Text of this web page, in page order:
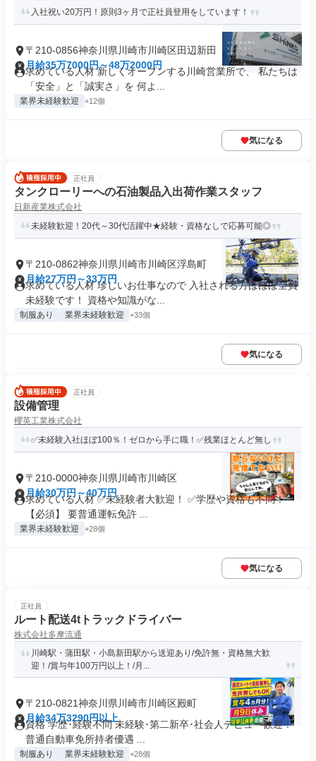
入社祝い20万円！原則3ヶ月で正社員登用をしています！
〒210-0856神奈川県川崎市川崎区田辺新田
月給35万7000円～48万2000円
求めている人材 新しくオープンする川崎営業所で、 私たちは
「安全」と「誠実さ」を 何よ...
業界未経験歓迎 +12個
気になる
正社員
タンクローリーへの石油製品入出荷作業スタッフ
日新産業株式会社
未経験歓迎！20代～30代活躍中★経験・資格なしで応募可能◎
〒210-0862神奈川県川崎市川崎区浮島町
月給27万円～33万円
求めている人材 珍しいお仕事なので 入社される方はほぼ全員
未経験です！ 資格や知識がな...
制服あり 業界未経験歓迎 +33個
気になる
正社員
設備管理
櫻英工業株式会社
✅未経験入社ほぼ100％！ゼロから手に職！✅残業ほとんど無し
〒210-0000神奈川県川崎市川崎区
月給30万円～40万円
求めている人材 ✅未経験者大歓迎！ ✅学歴や資格も不問！
【必須】 要普通運転免許 ...
業界未経験歓迎 +28個
気になる
正社員
ルート配送4tトラックドライバー
株式会社多摩流通
川崎駅・蒲田駅・小島新田駅から送迎あり/免許無・資格無大歓
迎！/賞与年100万円以上！/月...
〒210-0821神奈川県川崎市川崎区殿町
月給34万3290円以上
資格 学歴･経験不問 未経験･第二新卒･社会人デビュー歓迎！
普通自動車免所持者優遇 ...
制服あり 業界未経験歓迎 +28個